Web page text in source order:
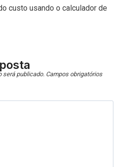
custo usando o calculador de
será publicado. Campos obrigatórios